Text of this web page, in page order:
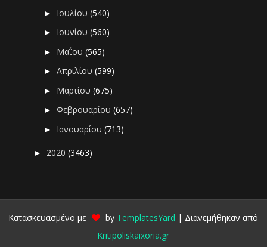
► Ιουλίου(540)
► Ιουνίου(560)
► Μαΐου(565)
►Απριλίου(599)
► Μαρτίου(675)
►Φεβρουαρίου(657)
► Ιανουαρίου(713)
► 2020(3463)
Κατασκευασμένο με by TemplatesYard | Διανεμήθηκαν από
Kritipoliskaixoria.gr